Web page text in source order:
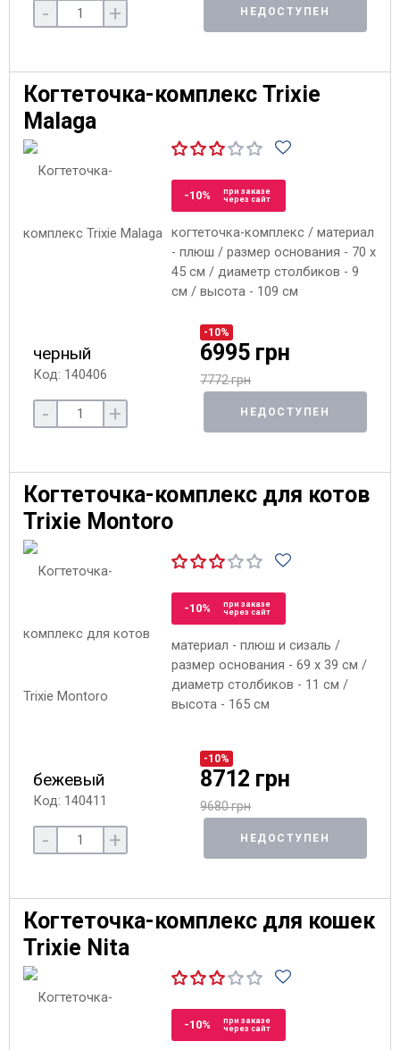
- + НЕДОСТУПЕН
Когтеточка-комплекс Trixie
Malaga
-10%
при заказе
через сайт
когтеточка-комплекс / материал
- плюш / размер основания - 70 x
45 см / диаметр столбиков - 9
см / высота - 109 см
черный
Код: 140406
-10%
6995 грн
7772 грн
- + НЕДОСТУПЕН
Когтеточка-комплекс для котов
Trixie Montoro
-10%
при заказе
через сайт
материал - плюш и сизаль /
размер основания - 69 x 39 см /
диаметр столбиков - 11 см /
высота - 165 см
бежевый
Код: 140411
-10%
8712 грн
9680 грн
- + НЕДОСТУПЕН
Когтеточка-комплекс для кошек
Trixie Nita
-10%
при заказе
через сайт